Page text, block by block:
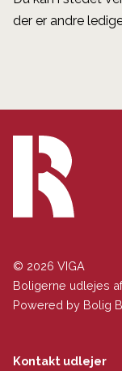
der er andre
© 2026 VIGA
Boligerne udlejes
Powered by Bolig
Kontakt udlejer